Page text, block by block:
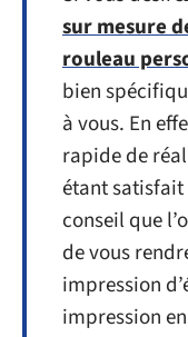
sur mesure
rouleau
bien
à vous. En
rapide de
étant
conseil que
de vous
impression
impression en